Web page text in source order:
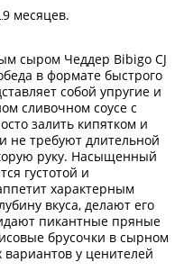
9 месяцев.
сыром Чеддер Bibigo CJ
в формате быстрого
собой упругие и
сливочном соусе с
залить кипятком и
не требуют длительной
руку. Насыщенный
густотой и
характерным
вкуса, делают его
пикантные пряные
брусочки в сырном
у ценителей